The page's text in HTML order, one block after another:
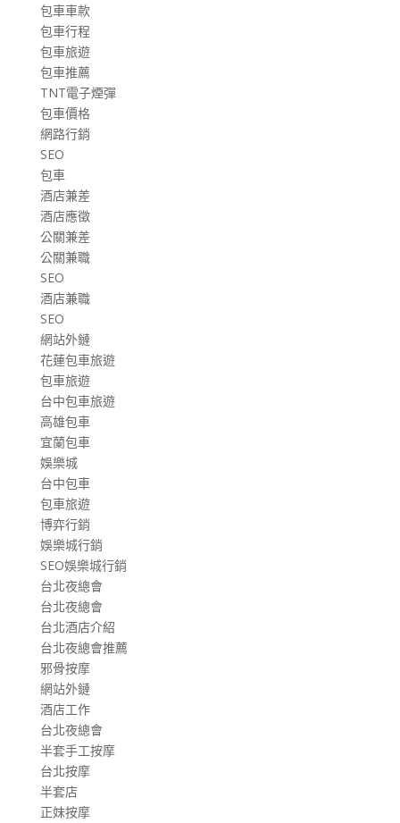
包車車款
包車行程
包車旅遊
包車推薦
TNT電子煙彈
包車價格
網路行銷
SEO
包車
酒店兼差
酒店應徵
公關兼差
公關兼職
SEO
酒店兼職
SEO
網站外鏈
花蓮包車旅遊
包車旅遊
台中包車旅遊
高雄包車
宜蘭包車
娛樂城
台中包車
包車旅遊
博弈行銷
娛樂城行銷
SEO娛樂城行銷
台北夜總會
台北夜總會
台北酒店介紹
台北夜總會推薦
邪骨按摩
網站外鏈
酒店工作
台北夜總會
半套手工按摩
台北按摩
半套店
正妹按摩